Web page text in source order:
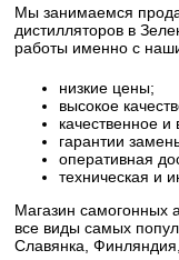
Мы занимаемся
дистилляторов в
работы именно с
низкие цены;
высокое
качественное
гарантии
оперативная
техническая и
Магазин самогонных
все виды самых
Славянка,